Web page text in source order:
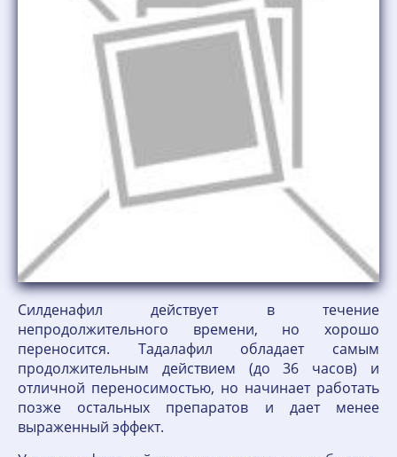
Силденафил действует в течение
непродолжительного времени, но хорошо
переносится. Тадалафил обладает самым
продолжительным действием (до 36 часов) и
отличной переносимостью, но начинает работать
позже остальных препаратов и дает менее
выраженный эффект.